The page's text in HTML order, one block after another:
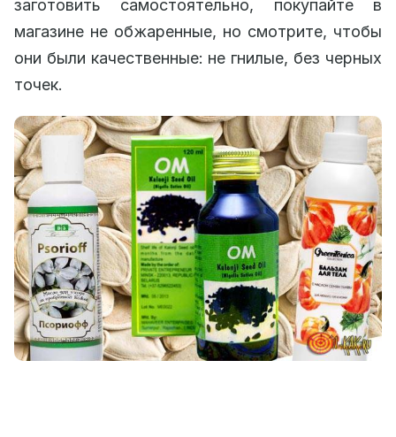
заготовить самостоятельно, покупайте в
магазине не обжаренные, но смотрите, чтобы
они были качественные: не гнилые, без черных
точек.